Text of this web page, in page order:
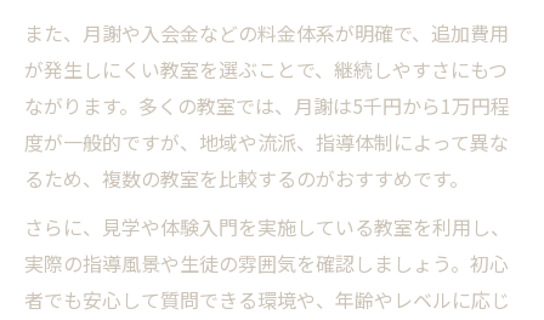
また、月謝や入会金などの料金体系が明確で、追加費用
が発生しにくい教室を選ぶことで、継続しやすさにもつ
ながります。多くの教室では、月謝は5千円から1万円程
度が一般的ですが、地域や流派、指導体制によって異な
るため、複数の教室を比較するのがおすすめです。
さらに、見学や体験入門を実施している教室を利用し、
実際の指導風景や生徒の雰囲気を確認しましょう。初心
者でも安心して質問できる環境や、年齢やレベルに応じ